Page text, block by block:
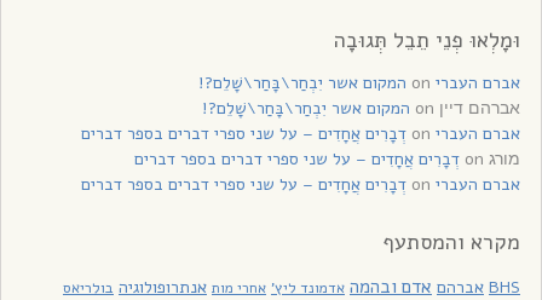
וּמָלְאוּ פְנֵי תֵבֵל תְּגוּבָה
אברם העברי המקום אשר יִבְחַר\בָּחַר\שָׁלֵם?!
אברהם דיין
המקום אשר יִבְחַר\בָּחַר\שָׁלֵם?!
אברם העברי
דְבָרִים אֲחָדִים – על שני ספרי דברים בספר דברים
מורג
דְבָרִים אֲחָדִים – על שני ספרי דברים בספר דברים
אברם העברי
דְבָרִים אֲחָדִים – על שני ספרי דברים בספר דברים
מקרא והמסתעף
BHS אברהם אדם ובהמה אדמונד ליץ' אחרי מות אנתרופולוגיה בולריאס